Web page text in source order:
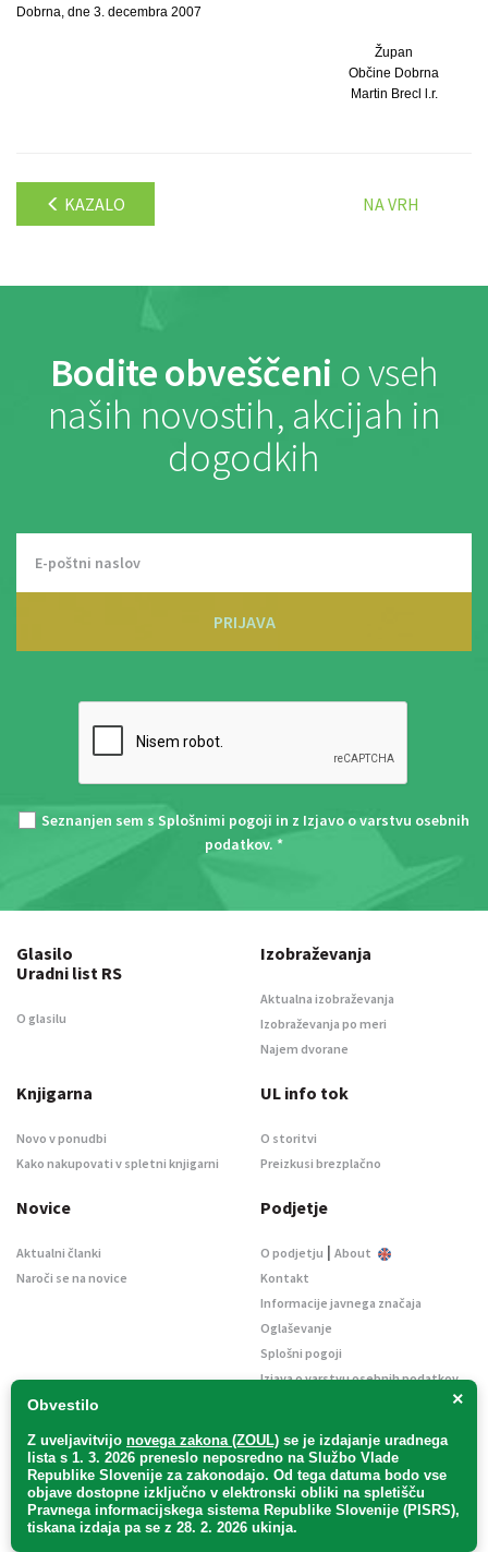
Dobrna, dne 3. decembra 2007
Župan
Občine Dobrna
Martin Brecl l.r.
KAZALO NA VRH
Bodite obveščeni o vseh
naših novostih, akcijah in
dogodkih
PRIJAVA
Seznanjen sem s Splošnimi pogoji in z Izjavo o varstvu osebnih
podatkov. *
×
Obvestilo
Z uveljavitvijo novega zakona (ZOUL) se je izdajanje uradnega
lista s 1. 3. 2026 preneslo neposredno na Službo Vlade
Republike Slovenije za zakonodajo. Od tega datuma bodo vse
objave dostopne izključno v elektronski obliki na spletišču
Pravnega informacijskega sistema Republike Slovenije (PISRS),
tiskana izdaja pa se z 28. 2. 2026 ukinja.
Glasilo
Uradni list RS
O glasilu
Izobraževanja
Aktualna izobraževanja
Izobraževanja po meri
Najem dvorane
Knjigarna
Novo v ponudbi
Kako nakupovati v spletni knjigarni
UL info tok
O storitvi
Preizkusi brezplačno
Novice
Aktualni članki
Naroči se na novice
Podjetje
O podjetju | About
Kontakt
Informacije javnega značaja
Oglaševanje
Splošni pogoji
Izjava o varstvu osebnih podatkov
Uradni list d. o. o. – v likvidaciji / Vse pravice pridržane.